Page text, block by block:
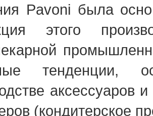
Pavoni была
этого
тенденции,
аксессуаров
(кондитерское